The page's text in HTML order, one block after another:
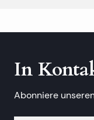
In
Abonniere